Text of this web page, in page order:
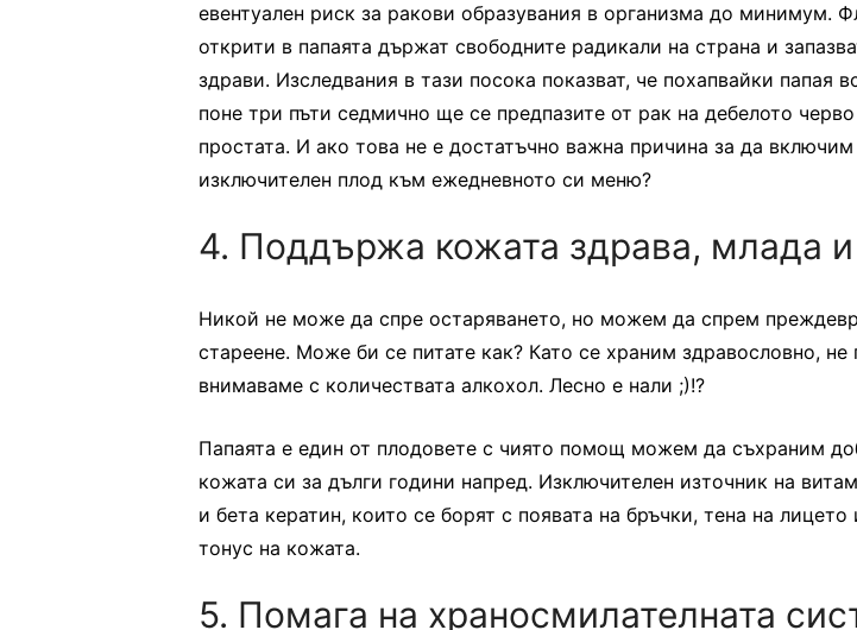
евентуален риск за ракови образувания в организма до минимум.
открити в папаята държат свободните радикали на страна и
здрави. Изследвания в тази посока показват, че похапвайки папая
поне три пъти седмично ще се предпазите от рак на дебелото
простата. И ако това не е достатъчно важна причина за да включим
изключителен плод към ежедневното си меню?
4. Поддържа кожата здрава, млада и
Никой не може да спре остаряването, но можем да спрем
стареене. Може би се питате как? Като се храним здравословно,
внимаваме с количествата алкохол. Лесно е нали ;)!?
Папаята е един от плодовете с чиято помощ можем да съхраним
кожата си за дълги години напред. Изключителен източник на
и бета кератин, които се борят с появата на бръчки, тена на лицето
тонус на кожата.
5. Помага на храносмилателната